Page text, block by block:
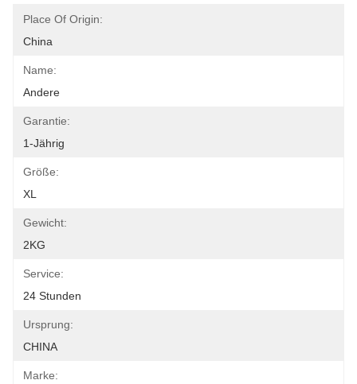
Place Of Origin:
China
Name:
Andere
Garantie:
1-Jährig
Größe:
XL
Gewicht:
2KG
Service:
24 Stunden
Ursprung:
CHINA
Marke: